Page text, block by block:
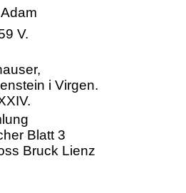
V.
i Virgen.
Blatt 3
Bruck Lienz